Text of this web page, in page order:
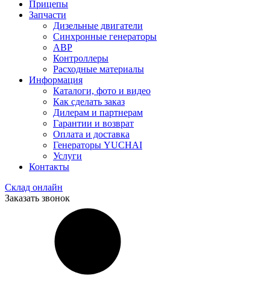
Прицепы
Запчасти
Дизельные двигатели
Синхронные генераторы
АВР
Контроллеры
Расходные материалы
Информация
Каталоги, фото и видео
Как сделать заказ
Дилерам и партнерам
Гарантии и возврат
Оплата и доставка
Генераторы YUCHAI
Услуги
Контакты
Склад онлайн
Заказать звонок